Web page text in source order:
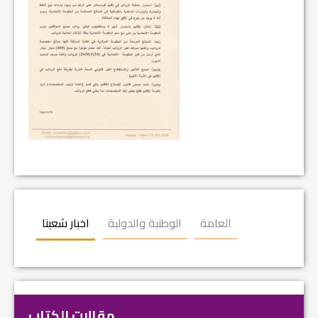
اخبار شعبنا الوطنية والدولية العامة